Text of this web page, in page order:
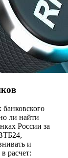
ли найти
России за
и
расчет: